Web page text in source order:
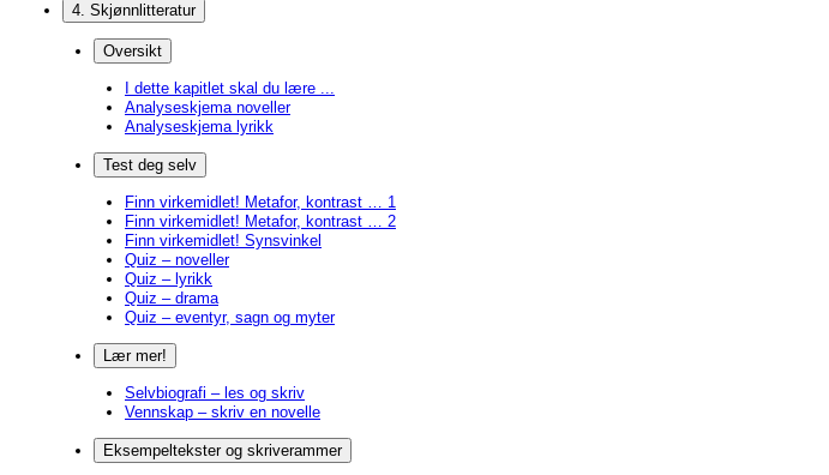
4. Skjønnlitteratur
Oversikt
I dette kapitlet skal du lære ...
Analyseskjema noveller
Analyseskjema lyrikk
Test deg selv
Finn virkemidlet! Metafor, kontrast … 1
Finn virkemidlet! Metafor, kontrast … 2
Finn virkemidlet! Synsvinkel
Quiz – noveller
Quiz – lyrikk
Quiz – drama
Quiz – eventyr, sagn og myter
Lær mer!
Selvbiografi – les og skriv
Vennskap – skriv en novelle
Eksempeltekster og skriverammer